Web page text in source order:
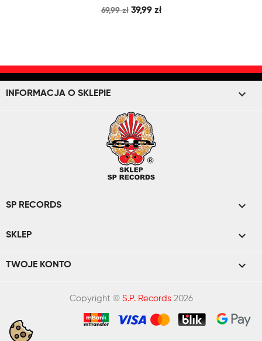
69,99 zł 39,99 zł
INFORMACJA O SKLEPIE keyboard_arrow_down
SP RECORDS 
SKLEP 
TWOJE KONTO 
Copyright © S.P. Records2026